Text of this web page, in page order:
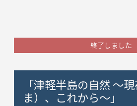
終了しました
「津軽半島の自然 ～
ま）、これから～」